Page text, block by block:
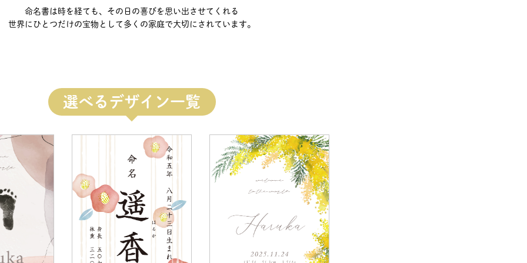
命名書は時を経ても、その日の喜びを 思い出させてくれる
世界にひとつだけの宝物として多くの家庭で大切にされています。
選べるデザイン一覧